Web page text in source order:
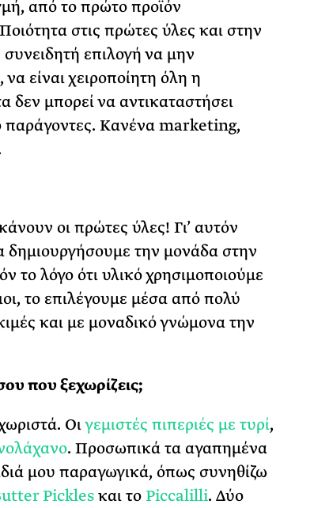
από το πρώτο προϊόν
στις πρώτες ύλες και στην
επιλογή να μην
είναι χειροποίητη όλη η
δεν μπορεί να αντικαταστήσει
παράγοντες. Κανένα marketing,
οι πρώτες ύλες! Γι’ αυτόν
δημιουργήσουμε την μονάδα στην
το λόγο ότι υλικό χρησιμοποιούμε
το επιλέγουμε μέσα από πολύ
και με μοναδικό γνώμονα την
που ξεχωρίζεις;
Οιγεμιστές πιπεριές με τυρί,
. Προσωπικά τα αγαπημένα
μου παραγωγικά, όπως συνηθίζω
Picklesκαι τοPiccalilli. Δύο